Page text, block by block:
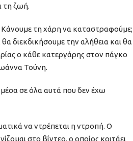
τη ζωή.
Κάνουμε τη χάρη να καταστραφούμε;
διεκδικήσουμε την αλήθεια και θα
ο κάθε κατεργάρης στον πάγκο
Τούνη.
μέσα σε όλα αυτά που δεν έχω
να ντρέπεται η ντροπή. Ο
στο βίντεο, ο οποίος κοιτάει